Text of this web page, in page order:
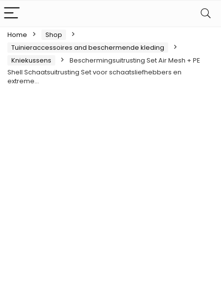
Home
Shop
Tuinieraccessoires and beschermende kleding
Kniekussens
Beschermingsuitrusting Set Air Mesh + PE
Shell Schaatsuitrusting Set voor schaatsliefhebbers en
extreme…